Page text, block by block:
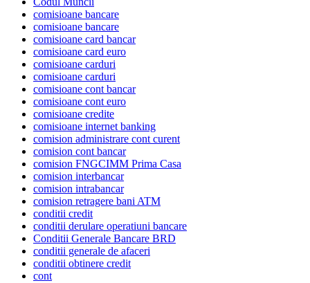
comisioane bancare
comisioane bancare
comisioane card bancar
comisioane card euro
comisioane carduri
comisioane carduri
comisioane cont bancar
comisioane cont euro
comisioane credite
comisioane internet banking
comision administrare cont curent
comision cont bancar
comision FNGCIMM Prima Casa
comision interbancar
comision intrabancar
comision retragere bani ATM
conditii credit
conditii derulare operatiuni bancare
Conditii Generale Bancare BRD
conditii generale de afaceri
conditii obtinere credit
cont